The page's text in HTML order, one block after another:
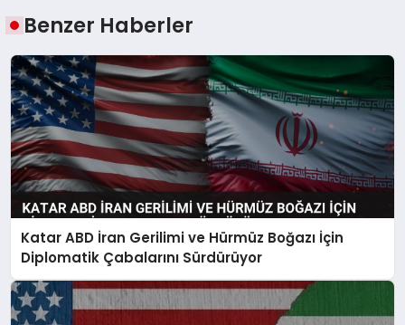
Benzer Haberler
Katar ABD İran Gerilimi ve Hürmüz Boğazı İçin
Diplomatik Çabalarını Sürdürüyor